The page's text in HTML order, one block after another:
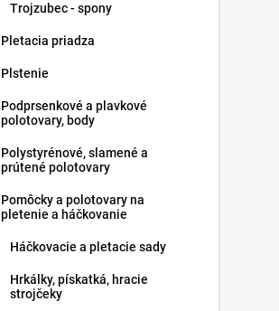
Trojzubec - spony
Pletacia priadza
Plstenie
Podprsenkové a plavkové
polotovary, body
Polystyrénové, slamené a
prútené polotovary
Pomôcky a polotovary na
pletenie a háčkovanie
Háčkovacie a pletacie sady
Hrkálky, pískatká, hracie
strojčeky